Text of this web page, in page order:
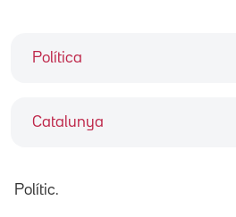
Política
Catalunya
Polític.